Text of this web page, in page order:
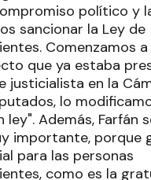
político y
sancionar la Ley de
Comenzamos
que ya estaba
justicialista en la
lo
Además, Farfán
importante, porque
para las personas
como es la